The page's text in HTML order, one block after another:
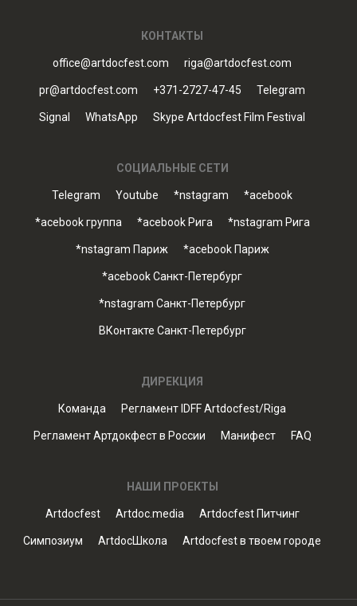
КОНТАКТЫ
office@artdocfest.com riga@artdocfest.com
pr@artdocfest.com +371-2727-47-45 Telegram
Signal WhatsApp Skype Artdocfest Film Festival
СОЦИАЛЬНЫЕ СЕТИ
Telegram Youtube *nstagram *acebook
*acebook группа *acebook Рига *nstagram Рига
*nstagram Париж *acebook Париж
*acebook Санкт-Петербург
*nstagram Санкт-Петербург
ВКонтакте Санкт-Петербург
ДИРЕКЦИЯ
Команда Регламент IDFF Artdocfest/Riga
Регламент Артдокфест в России Манифест FAQ
НАШИ ПРОЕКТЫ
Artdocfest Artdoc.media Artdocfest Питчинг
Симпозиум ArtdocШкола Artdocfest в твоем городе